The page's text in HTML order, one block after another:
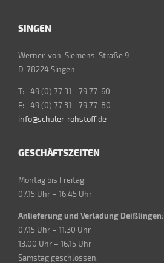
SINGEN
Werner-von-Siemens-Straße 9
D-78224 Singen
T: +49 (0) 77 31 - 79 77-60
F: +49 (0) 77 31 - 79 77-80
info@schuler-rohstoff.de
GESCHÄFTSZEITEN
Montag bis Freitag:
07.15 Uhr – 16.45 Uhr
Anlieferung und Verladung Deißlingen:
07.15 Uhr – 11.30 Uhr
13.00 Uhr – 16.15 Uhr
Samstag geschlossen.